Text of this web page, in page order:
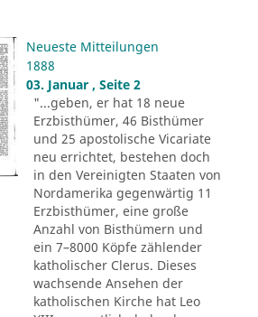
Neueste Mitteilungen
1888
03. Januar , Seite 2
"...geben, er hat 18 neue
Erzbisthümer, 46 Bisthümer
und 25 apostolische Vicariate
neu errichtet, bestehen doch
in den Vereinigten Staaten von
Nordamerika gegenwärtig 11
Erzbisthümer, eine große
Anzahl von Bisthümern und
ein 7–8000 Köpfe zählender
katholischer Clerus. Dieses
wachsende Ansehen der
katholischen Kirche hat Leo